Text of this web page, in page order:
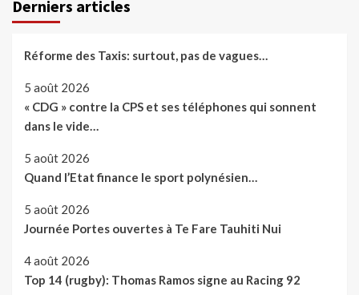
Derniers articles
Réforme des Taxis: surtout, pas de vagues…
5 août 2026
« CDG » contre la CPS et ses téléphones qui sonnent
dans le vide…
5 août 2026
Quand l’Etat finance le sport polynésien…
5 août 2026
Journée Portes ouvertes à Te Fare Tauhiti Nui
4 août 2026
Top 14 (rugby): Thomas Ramos signe au Racing 92